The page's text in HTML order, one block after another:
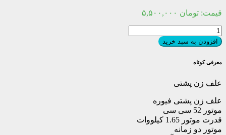
قیمت: تومان
علف
زن
پشتی
عدد
افزودن به سبد خرید
معرفی کوتاه
علف زن پشتی
علف زن پشتی فیوره
موتور 52 سی سی
قدرت موتور 1.65 کیلووات
موتور دو زمانه